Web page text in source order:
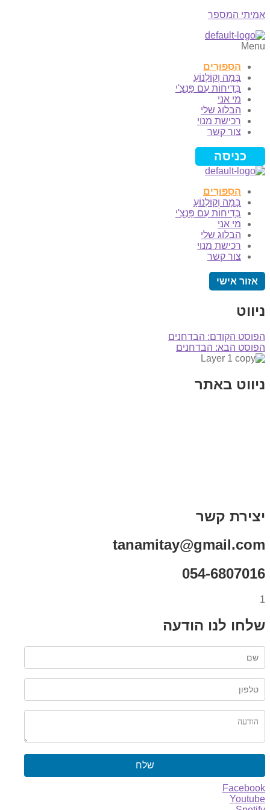
אמיתי המספר
Menu
הַסִּפּוּרִים
בָּמָה וְקוֹלְנוֹעַ
בְּדִיחוֹת עִם פַּנְצִ'י
מי אני
הבלוג שלי
רכישת מנוי
צור קשר
כניסה
הַסִּפּוּרִים
בָּמָה וְקוֹלְנוֹעַ
בְּדִיחוֹת עִם פַּנְצִ'י
מי אני
הבלוג שלי
רכישת מנוי
צור קשר
אזור אישי
ניווט
הפוסט הקודם: הבדחנים
הפוסט הבא: הבדחנים
ניווט באתר
יצירת קשר
tanamitay@gmail.com
054-6807016
1
שלחו לנו הודעה
שלח
Facebook
Youtube